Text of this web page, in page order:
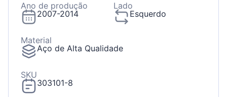
Ano de produção
2007-2014
Lado
Esquerdo
Material
Aço de Alta Qualidade
SKU
303101-8